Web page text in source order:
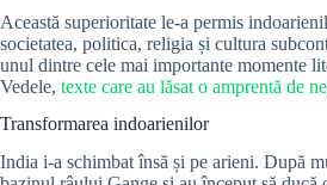
Această superioritate le-a permis
societatea, politica, religia și cultura
unul dintre cele mai importante momente
Vedele, texte care au lăsat o amprentă de
Transformarea indoarienilor
India i-a schimbat însă și pe arieni. După